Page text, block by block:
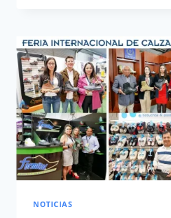
DIMARTECK
2023
NOTICIAS